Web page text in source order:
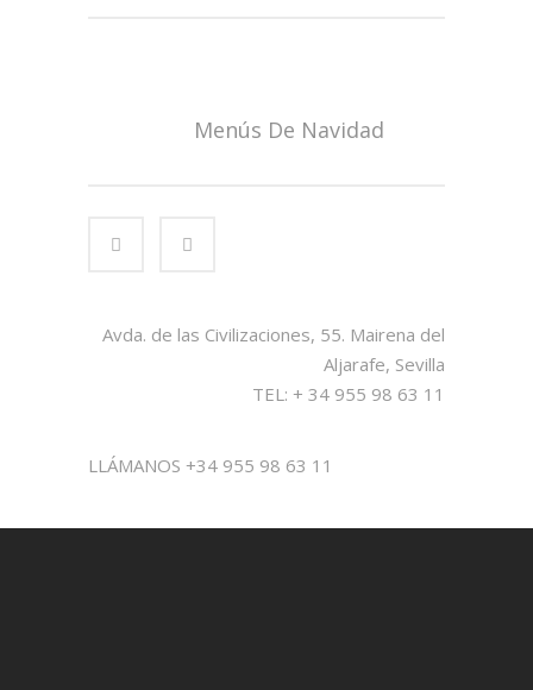
Menús De Navidad
Avda. de las Civilizaciones, 55. Mairena del
Aljarafe, Sevilla
TEL: + 34 955 98 63 11
LLÁMANOS +34 955 98 63 11